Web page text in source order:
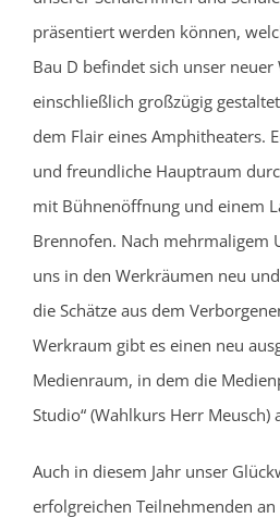
präsentiert werden können,
Bau D befindet sich unser neuer
einschließlich großzügig
dem Flair eines Amphitheaters.
und freundliche Hauptraum
mit Bühnenöffnung und einem
Brennofen. Nach mehrmaligem
uns in den Werkräumen neu
die Schätze aus dem
Werkraum gibt es einen neu
Medienraum, in dem die
Studio“ (Wahlkurs Herr Meusch)
Auch in diesem Jahr unser
erfolgreichen Teilnehmenden an